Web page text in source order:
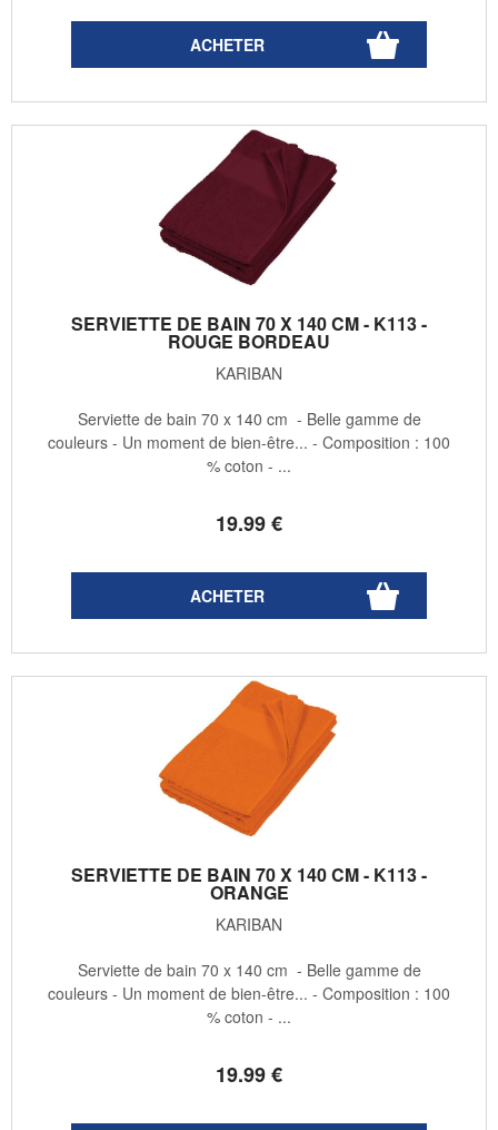
SERVIETTE DE BAIN 70 X 140 CM - K113 -
ROUGE BORDEAU
KARIBAN
19.99€
Serviette de bain 70 x 140 cm - Belle gamme de
couleurs - Un moment de bien-être... - Composition : 100
% coton - ...
SERVIETTE DE BAIN 70 X 140 CM - K113 -
ORANGE
KARIBAN
19.99€
Serviette de bain 70 x 140 cm - Belle gamme de
couleurs - Un moment de bien-être... - Composition : 100
% coton - ...